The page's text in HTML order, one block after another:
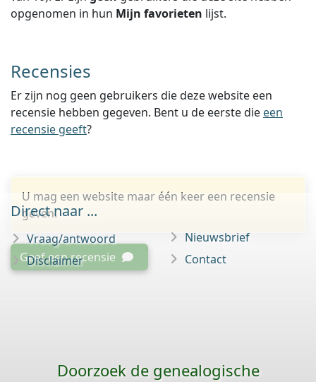
opgenomen in hun Mijn favorieten lijst.
Recensies
Er zijn nog geen gebruikers die deze website een
recensie hebben gegeven. Bent u de eerste die een
recensie geeft?
U mag een website maar één keer een recensie
geven.
Geef een recensie
Direct naar ...
Vraag/antwoord
Disclaimer
Nieuwsbrief
Contact
Doorzoek de genealogische